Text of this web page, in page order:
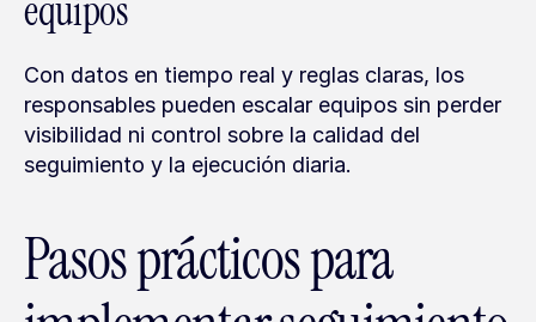
equipos
Con datos en tiempo real y reglas claras, los
responsables pueden escalar equipos sin perder
visibilidad ni control sobre la calidad del
seguimiento y la ejecución diaria.
Pasos prácticos para